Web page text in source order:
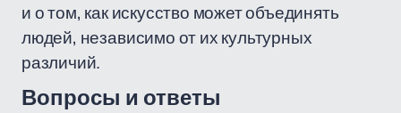
и о том, как искусство может объединять
людей, независимо от их культурных
различий.
Вопросы и ответы